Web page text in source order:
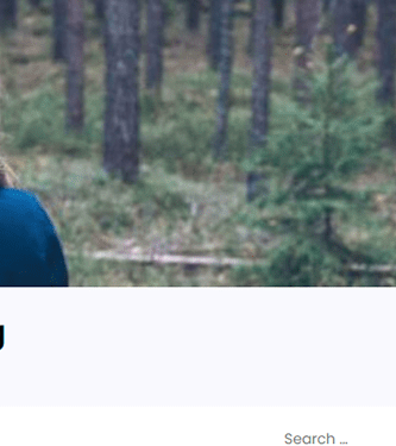
वर्डप्रेस संस्करण
PHP संस्करण
थिम गृहपृष्ठ